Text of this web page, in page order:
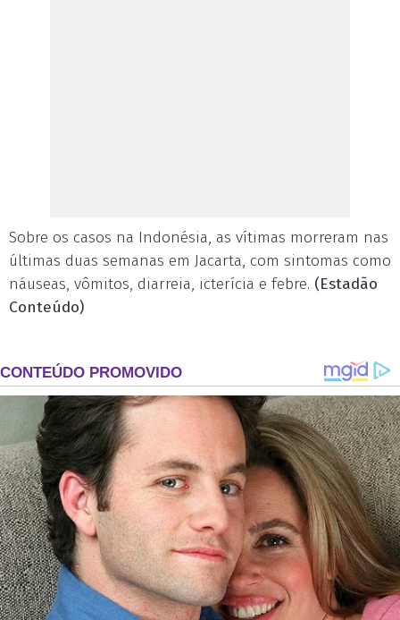
Sobre os casos na Indonésia, as vítimas morreram nas
últimas duas semanas em Jacarta, com sintomas como
náuseas, vômitos, diarreia, icterícia e febre. (Estadão
Conteúdo)